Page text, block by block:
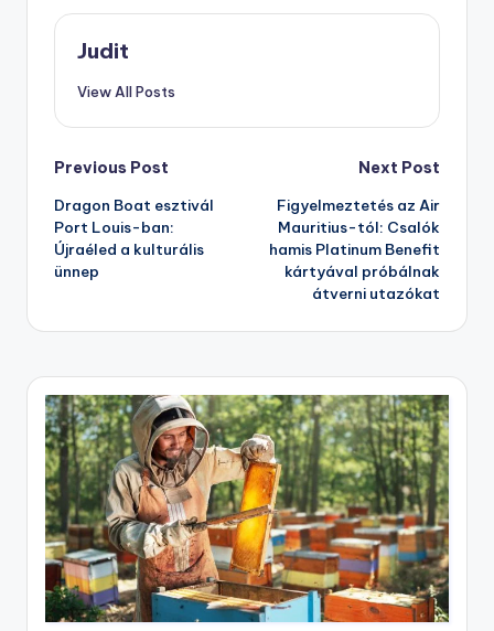
Judit
View All Posts
Post
navigation
Previous Post
Dragon Boat esztivál
Port Louis-ban:
Újraéled a kulturális
ünnep
Next Post
Figyelmeztetés az Air
Mauritius-tól: Csalók
hamis Platinum Benefit
kártyával próbálnak
átverni utazókat